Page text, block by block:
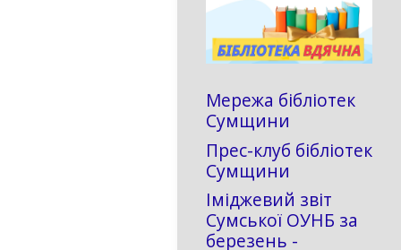
Мережа бібліотек
Сумщини
Прес-клуб бібліотек
Сумщини
Іміджевий звіт
Сумської ОУНБ за
березень -